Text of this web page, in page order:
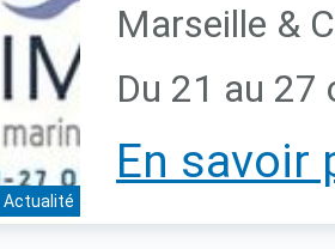
Actualité
Marseille &
Du 21 au 27
En savoir